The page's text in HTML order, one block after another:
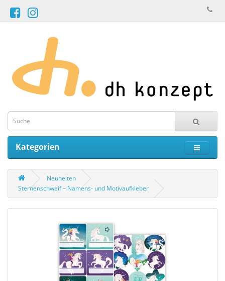
Kategorien
Neuheiten
Sternenschweif – Namens- und Motivaufkleber